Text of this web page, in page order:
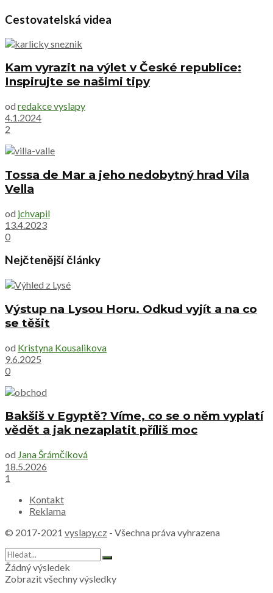
Cestovatelská videa
Kam vyrazit na výlet v České republice:
Inspirujte se našimi tipy
od redakce vyslapy
4.1.2024
2
Tossa de Mar a jeho nedobytný hrad Vila
Vella
od jchvapil
13.4.2023
0
Nejčtenější články
Výstup na Lysou Horu. Odkud vyjít a na co
se těšit
od Kristyna Kousalikova
9.6.2025
0
Bakšiš v Egyptě? Víme, co se o něm vyplatí
vědět a jak nezaplatit příliš moc
od Jana Šrámčíková
18.5.2026
1
Kontakt
Reklama
© 2017-2021 vyslapy.cz - Všechna práva vyhrazena
Žádný výsledek
Zobrazit všechny výsledky